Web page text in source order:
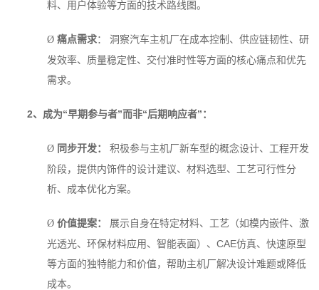
料、用户体验等方面的技术路线图。
Ø 痛点需求： 洞察汽车主机厂在成本控制、供应链韧性、研
发效率、质量稳定性、交付准时性等方面的核心痛点和优先
需求。
2、成为“早期参与者”而非“后期响应者”：
Ø 同步开发：
积极参与主机厂新车型的概念设计、工程开发
阶段，提供内饰件的设计建议、材料选型、工艺可行性分
析、成本优化方案。
Ø 价值提案： 展示自身在特定材料、工艺（如模内嵌件、激
光透光、环保材料应用、智能表面）、CAE仿真、快速原型
等方面的独特能力和价值，帮助主机厂解决设计难题或降低
成本。